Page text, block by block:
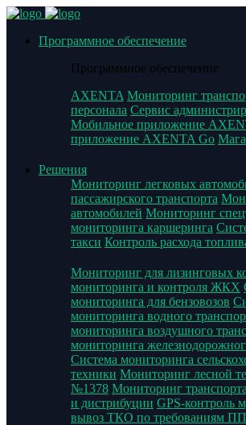
Программное обеспечение
Программное обеспечение
AXENTA Мониторинг
персонала Сервис
Мобильное приложение
приложение AXENTA Go
Решения
Мониторинг легковых
пассажирского транспорта
автомобилей Мониторинг
мониторинга каршеринга
такси Контроль расхода
Мониторинг для лизинговых
мониторинга и контроля ЖКХ
мониторинга для бензовозов
мониторинга водного
мониторинга воздушного
мониторинга
Система мониторинга
техники Мониторинг лесной
№1378 Мониторинг
и дистрибуции GPS-контроль
вывоз ТКО по требованиям